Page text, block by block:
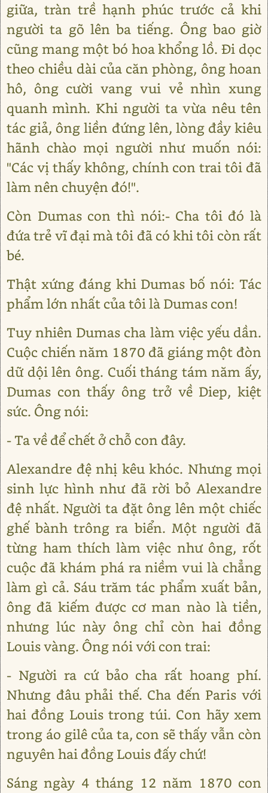
giữa, tràn trề hạnh phúc trước cả khi
người ta gõ lên ba tiếng. Ông bao giờ
cũng mang một bó hoa khổng lồ. Đi dọc
theo chiều dài của căn phòng, ông hoan
hô, ông cười vang vui vẻ nhìn xung
quanh mình. Khi người ta vừa nêu tên
tác giả, ông liền đứng lên, lòng đầy kiêu
hãnh chào mọi người như muốn nói:
"Các vị thấy không, chính con trai tôi đã
làm nên chuyện đó!".
Còn Dumas con thì nói:- Cha tôi đó là
đứa trẻ vĩ đại mà tôi đã có khi tôi còn rất
bé.
Thật xứng đáng khi Dumas bố nói: Tác
phẩm lớn nhất của tôi là Dumas con!
Tuy nhiên Dumas cha làm việc yếu dần.
Cuộc chiến năm 1870 đã giáng một đòn
dữ dội lên ông. Cuối tháng tám năm ấy,
Dumas con thấy ông trở về Diep, kiệt
sức. Ông nói:
- Ta về để chết ở chỗ con đây.
Alexandre đệ nhị kêu khóc. Nhưng mọi
sinh lực hình như đã rời bỏ Alexandre
đệ nhất. Người ta đặt ông lên một chiếc
ghế bành trông ra biển. Một người đã
từng ham thích làm việc như ông, rốt
cuộc đã khám phá ra niềm vui là chẳng
làm gì cả. Sáu trăm tác phẩm xuất bản,
ông đã kiếm được cơ man nào là tiền,
nhưng lúc này ông chỉ còn hai đồng
Louis vàng. Ông nói với con trai:
- Người ra cứ bảo cha rất hoang phí.
Nhưng đâu phải thế. Cha đến Paris với
hai đồng Louis trong túi. Con hãy xem
trong áo gilê của ta, con sẽ thấy vẫn còn
nguyên hai đồng Louis đấy chứ!
Sáng ngày 4 tháng 12 năm 1870 con